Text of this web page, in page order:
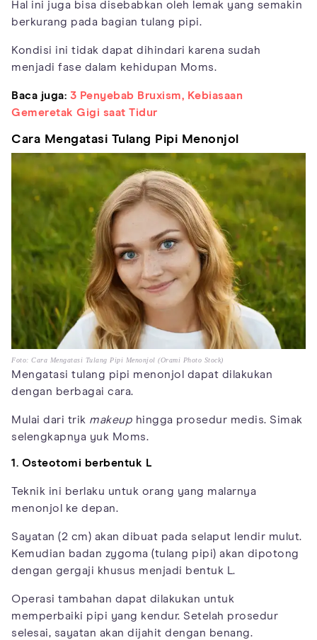
Hal ini juga bisa disebabkan oleh lemak yang semakin
berkurang pada bagian tulang pipi.
Kondisi ini tidak dapat dihindari karena sudah
menjadi fase dalam kehidupan Moms.
Baca juga: 3 Penyebab Bruxism, Kebiasaan
Gemeretak Gigi saat Tidur
Cara Mengatasi Tulang Pipi Menonjol
Foto: Cara Mengatasi Tulang Pipi Menonjol (Orami Photo Stock)
Mengatasi tulang pipi menonjol dapat dilakukan
dengan berbagai cara.
Mulai dari trik makeup hingga prosedur medis. Simak
selengkapnya yuk Moms.
1. Osteotomi berbentuk L
Teknik ini berlaku untuk orang yang malarnya
menonjol ke depan.
Sayatan (2 cm) akan dibuat pada selaput lendir mulut.
Kemudian badan zygoma (tulang pipi) akan dipotong
dengan gergaji khusus menjadi bentuk L.
Operasi tambahan dapat dilakukan untuk
memperbaiki pipi yang kendur. Setelah prosedur
selesai, sayatan akan dijahit dengan benang.